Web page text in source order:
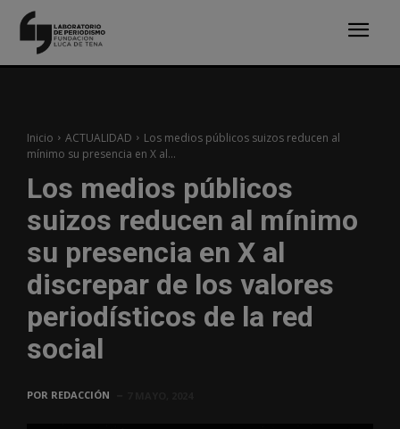
Inicio ACTUALIDAD
Los medios públicos suizos reducen al
mínimo su presencia en X al...
Los medios públicos
suizos reducen al mínimo
su presencia en X al
discrepar de los valores
periodísticos de la red
social
POR REDACCIÓN